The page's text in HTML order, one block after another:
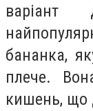
бананка,
плече.
кишень, що